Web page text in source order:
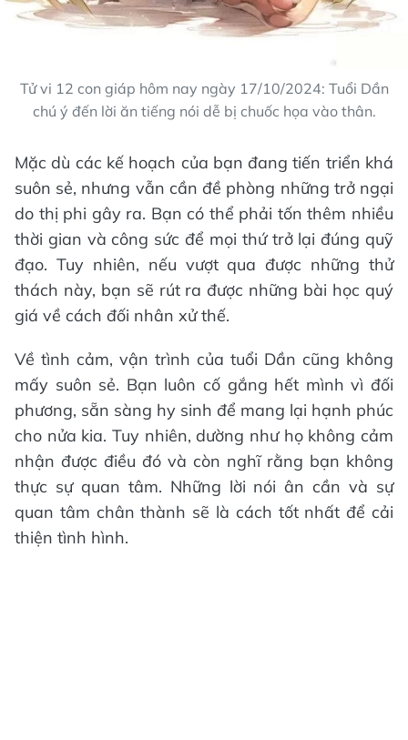
Tử vi 12 con giáp hôm nay ngày 17/10/2024: Tuổi Dần
chú ý đến lời ăn tiếng nói dễ bị chuốc họa vào thân.
Mặc dù các kế hoạch của bạn đang tiến triển khá
suôn sẻ, nhưng vẫn cần đề phòng những trở ngại
do thị phi gây ra. Bạn có thể phải tốn thêm nhiều
thời gian và công sức để mọi thứ trở lại đúng quỹ
đạo. Tuy nhiên, nếu vượt qua được những thử
thách này, bạn sẽ rút ra được những bài học quý
giá về cách đối nhân xử thế.
Về tình cảm, vận trình của tuổi Dần cũng không
mấy suôn sẻ. Bạn luôn cố gắng hết mình vì đối
phương, sẵn sàng hy sinh để mang lại hạnh phúc
cho nửa kia. Tuy nhiên, dường như họ không cảm
nhận được điều đó và còn nghĩ rằng bạn không
thực sự quan tâm. Những lời nói ân cần và sự
quan tâm chân thành sẽ là cách tốt nhất để cải
thiện tình hình.